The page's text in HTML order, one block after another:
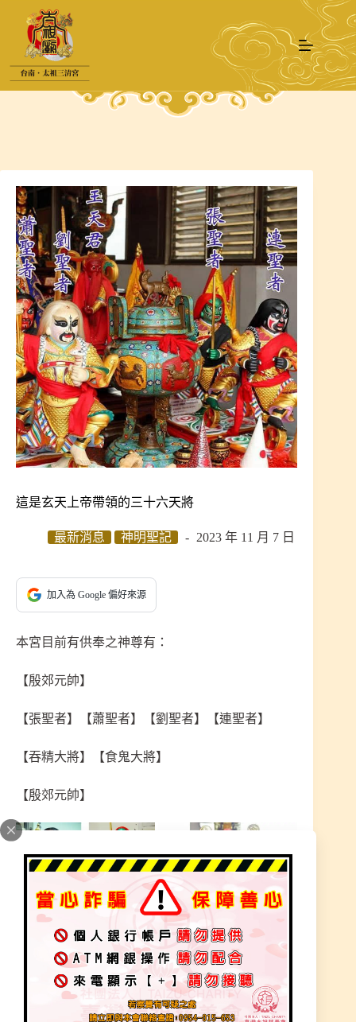
要
這是玄天上帝帶領的三十六天將
最新消息 神明聖記 2023 年 11 月 7 日
加入為 Google 偏好來源
本宮目前有供奉之神尊有：
【殷郊元帥】
【張聖者】【蕭聖者】【劉聖者】【連聖者】
【吞精大將】【食鬼大將】
【殷郊元帥】